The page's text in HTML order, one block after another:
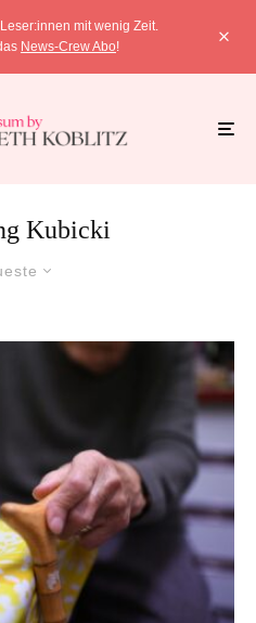
mit wenig Zeit.
News-Crew Abo!
Kubicki